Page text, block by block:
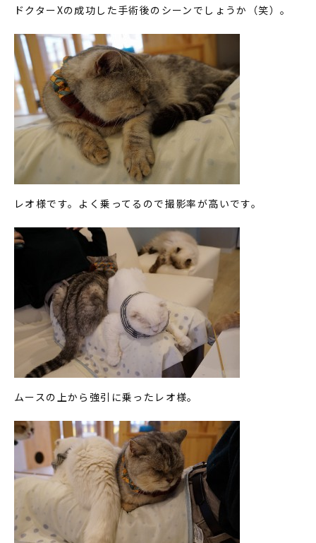
ドクターXの成功した手術後のシーンでしょうか（笑）。
レオ様です。よく乗ってるので撮影率が高いです。
ムースの上から強引に乗ったレオ様。